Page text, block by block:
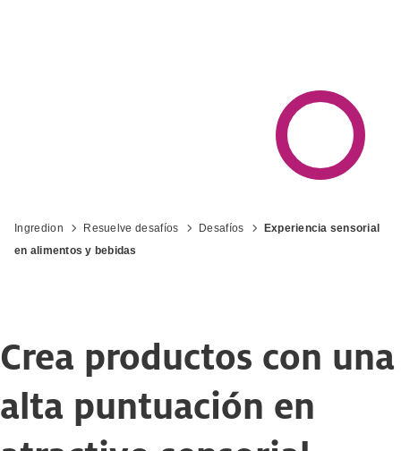
Ingredion Resuelve desafíos Desafíos
Experiencia sensorial
en alimentos y bebidas
Crea productos con una
alta puntuación en